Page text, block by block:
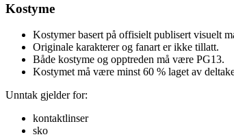
Kostyme
Kostymer basert på offisielt publisert visuelt
Originale karakterer og fanart er ikke tillatt.
Både kostyme og opptreden må være PG13.
Kostymet må være minst 60 % laget av
Unntak gjelder for:
kontaktlinser
sko